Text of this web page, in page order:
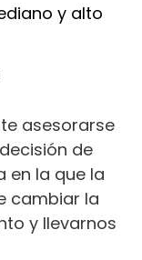
y alto
asesorarse
de
en la que la
cambiar la
y llevarnos